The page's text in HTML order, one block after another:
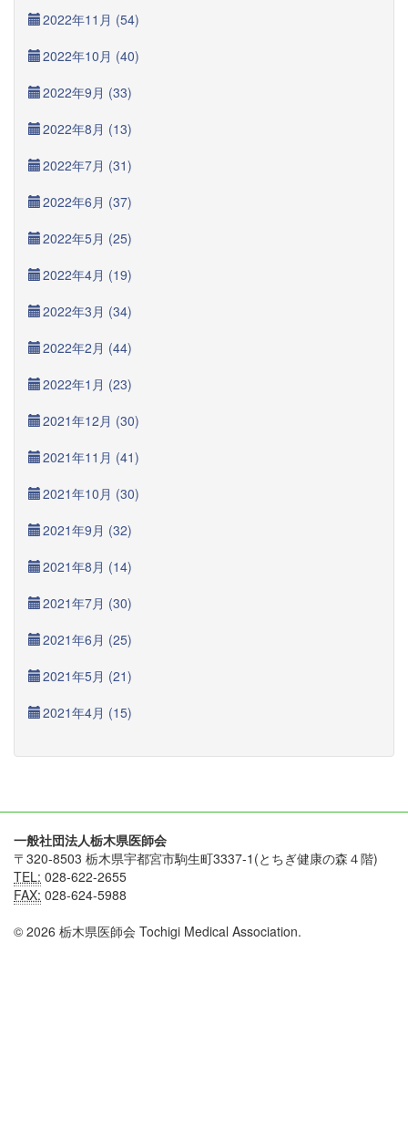
2022年11月 (54)
2022年10月 (40)
2022年9月 (33)
2022年8月 (13)
2022年7月 (31)
2022年6月 (37)
2022年5月 (25)
2022年4月 (19)
2022年3月 (34)
2022年2月 (44)
2022年1月 (23)
2021年12月 (30)
2021年11月 (41)
2021年10月 (30)
2021年9月 (32)
2021年8月 (14)
2021年7月 (30)
2021年6月 (25)
2021年5月 (21)
2021年4月 (15)
一般社団法人栃木県医師会
〒320-8503 栃木県宇都宮市駒生町3337-1(とちぎ健康の森４階)
TEL: 028-622-2655
FAX: 028-624-5988
© 2026 栃木県医師会 Tochigi Medical Association.